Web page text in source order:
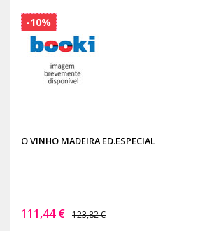
O VINHO MADEIRA ED.ESPECIAL
111,44 € 123,82 €
-10%